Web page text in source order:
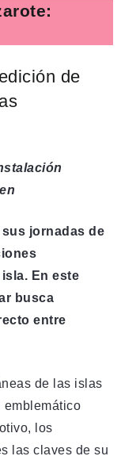
de
jornadas de
En este
busca
entre
de las islas
emblemático
los
las claves de su